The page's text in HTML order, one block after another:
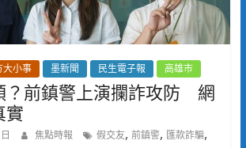
大小事 墨新聞 民生電子報 高雄市
？前鎮警上演攔詐攻防 網
實
焦點時報 假交友, 前鎮警, 匯款詐騙,